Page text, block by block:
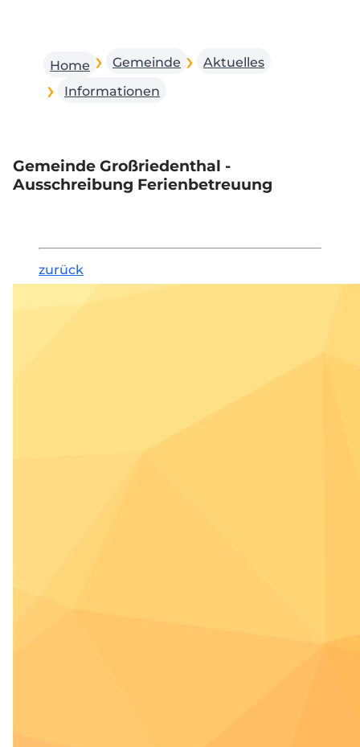
Home Gemeinde
Aktuelles
Informationen
Gemeinde Großriedenthal -
Ausschreibung Ferienbetreuung
zurück